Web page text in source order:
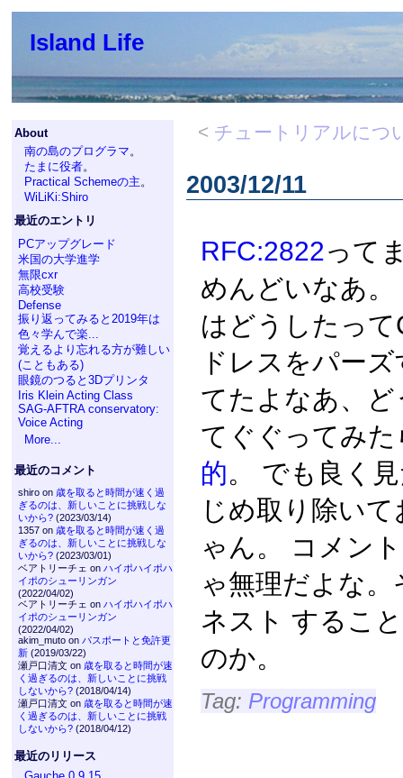
Island Life
About
南の島のプログラマ。
たまに役者。
Practical Schemeの主。
WiLiKi:Shiro
最近のエントリ
PCアップグレード
米国の大学進学
無限cxr
高校受験
Defense
振り返ってみると2019年は
色々学んで楽...
覚えるより忘れる方が難しい
(こともある)
眼鏡のつると3Dプリンタ
Iris Klein Acting Class
SAG-AFTRA conservatory:
Voice Acting
More...
最近のコメント
shiro on 歳を取ると時間が速く過
ぎるのは、新しいことに挑戦しな
いから?(2023/03/14)
1357 on 歳を取ると時間が速く過
ぎるのは、新しいことに挑戦しな
いから?(2023/03/01)
ベアトリーチェ on ハイポハイポハ
イポのシューリンガン
(2022/04/02)
ベアトリーチェ on ハイポハイポハ
イポのシューリンガン
(2022/04/02)
akim_muto on パスポートと免許更
新(2019/03/22)
瀬戸口清文 on 歳を取ると時間が速
く過ぎるのは、新しいことに挑戦
しないから?(2018/04/14)
瀬戸口清文 on 歳を取ると時間が速
く過ぎるのは、新しいことに挑戦
しないから?(2018/04/12)
最近のリリース
< チュートリアルにつ
2003/12/11
RFC:2822って
めんどいなあ
はどうしたっ
ドレスをパー
てたよなあ、
てぐぐってみ
的。 でも良く
じめ取り除い
ゃん。 コメン
ゃ無理だよな
ネスト するこ
のか。
Tag: Programming